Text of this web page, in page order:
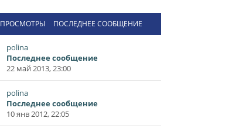
ПРОСМОТРЫ ПОСЛЕДНЕЕ СООБЩЕНИЕ
polina
Последнее сообщение
22 май 2013, 23:00
polina
Последнее сообщение
10 янв 2012, 22:05